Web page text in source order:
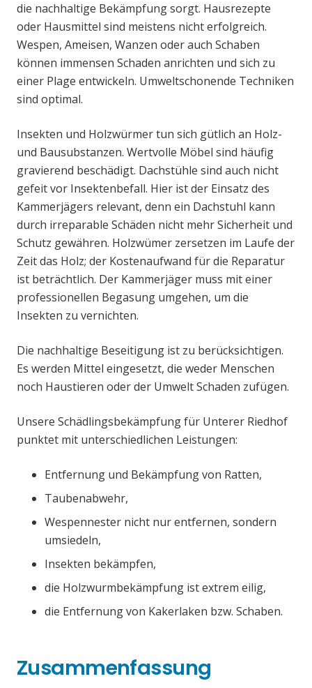
die nachhaltige Bekämpfung sorgt. Hausrezepte
oder Hausmittel sind meistens nicht erfolgreich.
Wespen, Ameisen, Wanzen oder auch Schaben
können immensen Schaden anrichten und sich zu
einer Plage entwickeln. Umweltschonende Techniken
sind optimal.
Insekten und Holzwürmer tun sich gütlich an Holz-
und Bausubstanzen. Wertvolle Möbel sind häufig
gravierend beschädigt. Dachstühle sind auch nicht
gefeit vor Insektenbefall. Hier ist der Einsatz des
Kammerjägers relevant, denn ein Dachstuhl kann
durch irreparable Schäden nicht mehr Sicherheit und
Schutz gewähren. Holzwümer zersetzen im Laufe der
Zeit das Holz; der Kostenaufwand für die Reparatur
ist beträchtlich. Der Kammerjäger muss mit einer
professionellen Begasung umgehen, um die
Insekten zu vernichten.
Die nachhaltige Beseitigung ist zu berücksichtigen.
Es werden Mittel eingesetzt, die weder Menschen
noch Haustieren oder der Umwelt Schaden zufügen.
Unsere Schädlingsbekämpfung für Unterer Riedhof
punktet mit unterschiedlichen Leistungen:
Entfernung und Bekämpfung von Ratten,
Taubenabwehr,
Wespennester nicht nur entfernen, sondern
umsiedeln,
Insekten bekämpfen,
die Holzwurmbekämpfung ist extrem eilig,
die Entfernung von Kakerlaken bzw. Schaben.
Zusammenfassung